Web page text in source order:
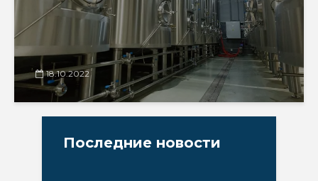
18.10.2022
Последние новости